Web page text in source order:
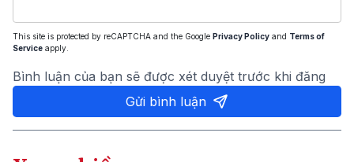
This site is protected by reCAPTCHA and the Google Privacy Policy and Terms of
Service apply.
Bình luận của bạn sẽ được xét duyệt trước khi đăng
Gửi bình luận